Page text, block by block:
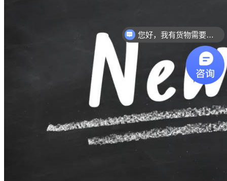
您好，我有货物需要你们的产品。